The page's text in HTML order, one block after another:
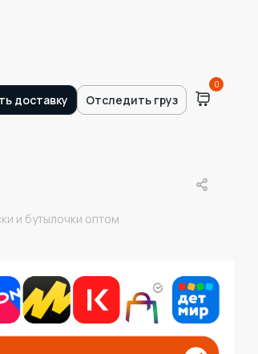
доставку Отследить груз
0
и бутылочки оптом